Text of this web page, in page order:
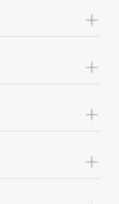
+
+
+
+